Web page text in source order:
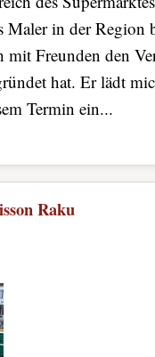
Maler in der Region
mit Freunden den
hat. Er lädt
Termin ein...
Raku